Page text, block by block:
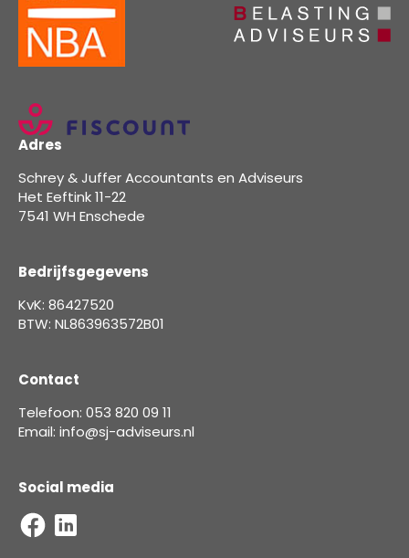
Adres
Schrey & Juffer Accountants en Adviseurs
Het Eeftink 11-22
7541 WH Enschede
Bedrijfsgegevens
KvK: 86427520
BTW: NL863963572B01
Contact
Telefoon: 053 820 09 11
Email: info@sj-adviseurs.nl
Social media